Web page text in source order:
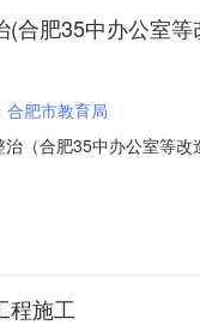
合肥35中办公室
合肥市教育局
（合肥35中办公室等
标中心工程部（合肥市
程施工